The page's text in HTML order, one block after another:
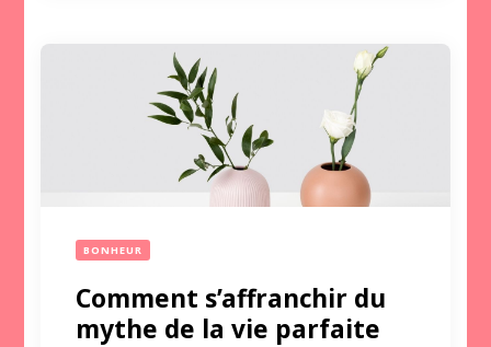
BONHEUR
Comment s’affranchir du
mythe de la vie parfaite